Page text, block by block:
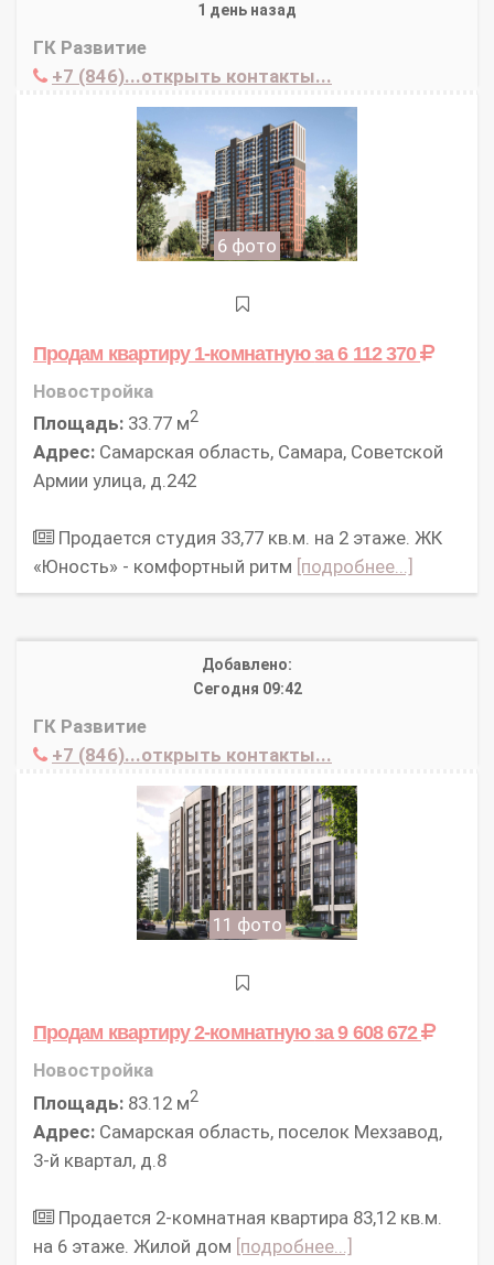
1 день назад
ГК Развитие
+7 (846)...открыть контакты...
6 фото
Продам квартиру 1-комнатнуюза 6 112 370
Новостройка
Площадь: 33.77 м2
Адрес: Самарская область, Самара, Советской
Армии улица, д.242
Продается студия 33,77 кв.м. на 2 этаже. ЖК
«Юность» - комфортный ритм [подробнее...]
Добавлено:
Сегодня 09:42
ГК Развитие
+7 (846)...открыть контакты...
11 фото
Продам квартиру 2-комнатнуюза 9 608 672
Новостройка
Площадь: 83.12 м2
Адрес: Самарская область, поселок Мехзавод,
3-й квартал, д.8
Продается 2-комнатная квартира 83,12 кв.м.
на 6 этаже. Жилой дом [подробнее...]